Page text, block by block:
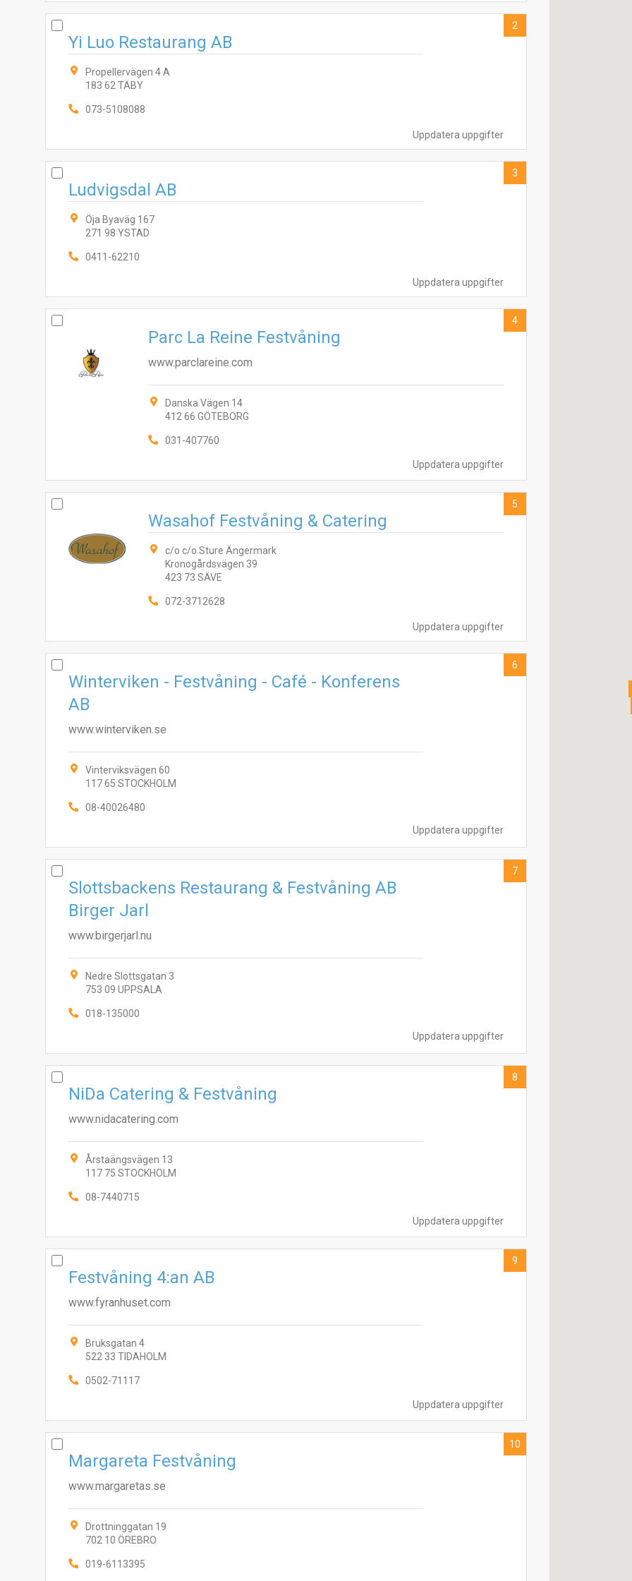
Uppdatera uppgifter
Yi Luo Restaurang AB
Propellervägen 4 A
183 62 TÄBY
073-5108088
2
Uppdatera uppgifter
Ludvigsdal AB
Öja Byaväg 167
271 98 YSTAD
0411-62210
3
Uppdatera uppgifter
Parc La Reine Festvåning
www.parclareine.com
Danska Vägen 14
412 66 GÖTEBORG
031-407760
4
Uppdatera uppgifter
Wasahof Festvåning & Catering
c/o c/o Sture Ängermark
Kronogårdsvägen 39
423 73 SÄVE
072-3712628
5
Uppdatera uppgifter
Winterviken - Festvåning - Café - Konferens
AB
www.winterviken.se
Vinterviksvägen 60
117 65 STOCKHOLM
08-40026480
6
Uppdatera uppgifter
Slottsbackens Restaurang & Festvåning AB
Birger Jarl
www.birgerjarl.nu
Nedre Slottsgatan 3
753 09 UPPSALA
018-135000
7
Uppdatera uppgifter
NiDa Catering & Festvåning
www.nidacatering.com
Årstaängsvägen 13
117 75 STOCKHOLM
08-7440715
8
Uppdatera uppgifter
Festvåning 4:an AB
www.fyranhuset.com
Bruksgatan 4
522 33 TIDAHOLM
0502-71117
9
Margareta Festvåning
www.margaretas.se
Drottninggatan 19
702 10 ÖREBRO
019-6113395
10